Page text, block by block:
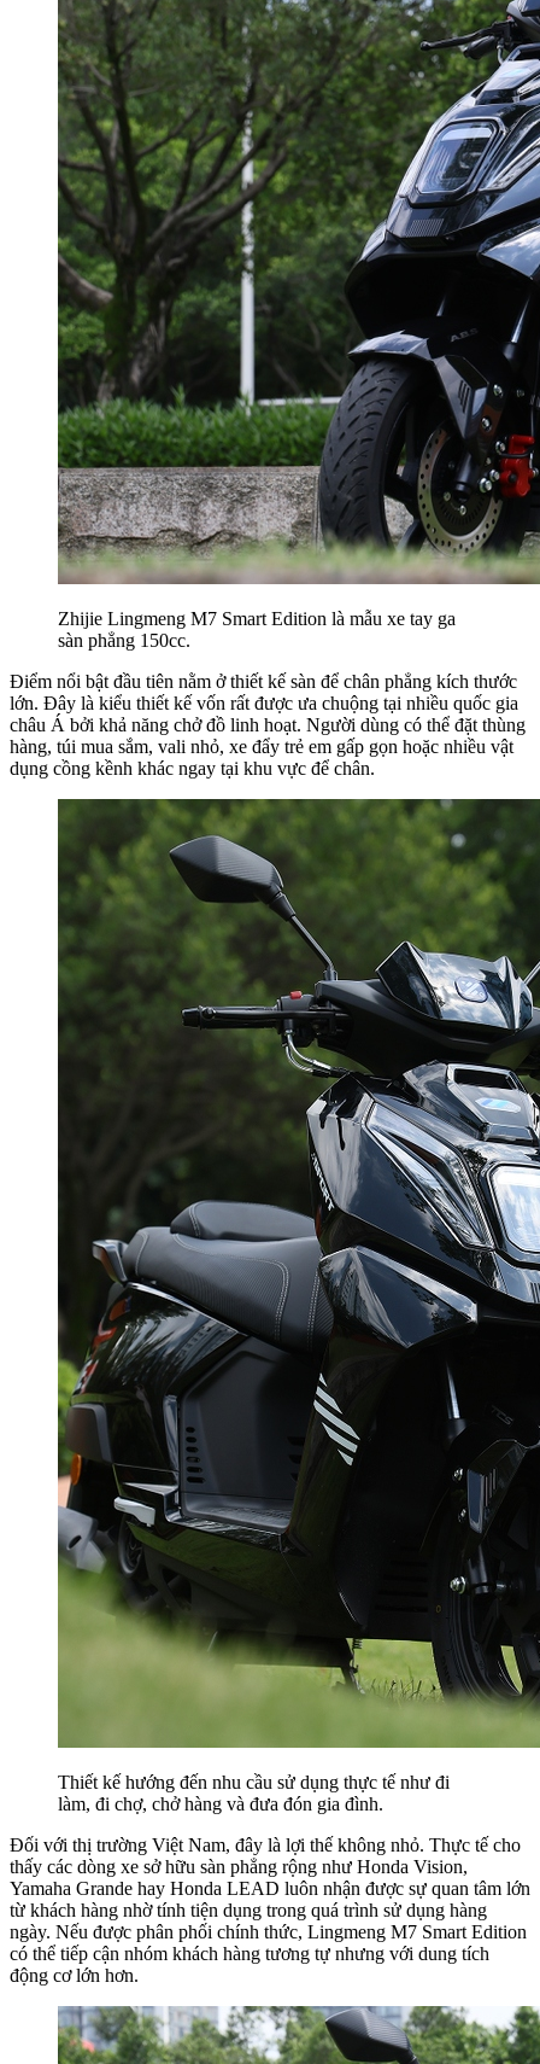
Zhijie Lingmeng M7 Smart Edition là mẫu xe tay ga
sàn phẳng 150cc.
Điểm nổi bật đầu tiên nằm ở thiết kế sàn để chân phẳng kích thước
lớn. Đây là kiểu thiết kế vốn rất được ưa chuộng tại nhiều quốc gia
châu Á bởi khả năng chở đồ linh hoạt. Người dùng có thể đặt thùng
hàng, túi mua sắm, vali nhỏ, xe đẩy trẻ em gấp gọn hoặc nhiều vật
dụng cồng kềnh khác ngay tại khu vực để chân.
Thiết kế hướng đến nhu cầu sử dụng thực tế như đi
làm, đi chợ, chở hàng và đưa đón gia đình.
Đối với thị trường Việt Nam, đây là lợi thế không nhỏ. Thực tế cho
thấy các dòng xe sở hữu sàn phẳng rộng như Honda Vision,
Yamaha Grande hay Honda LEAD luôn nhận được sự quan tâm lớn
từ khách hàng nhờ tính tiện dụng trong quá trình sử dụng hàng
ngày. Nếu được phân phối chính thức, Lingmeng M7 Smart Edition
có thể tiếp cận nhóm khách hàng tương tự nhưng với dung tích
động cơ lớn hơn.